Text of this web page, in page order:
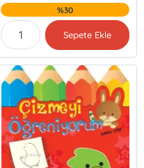
%30
Sepete Ekle